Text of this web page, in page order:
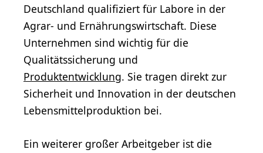
Deutschland qualifiziert für Labore in der
Agrar- und Ernährungswirtschaft. Diese
Unternehmen sind wichtig für die
Qualitätssicherung und
Produktentwicklung. Sie tragen direkt zur
Sicherheit und Innovation in der deutschen
Lebensmittelproduktion bei.
Ein weiterer großer Arbeitgeber ist die